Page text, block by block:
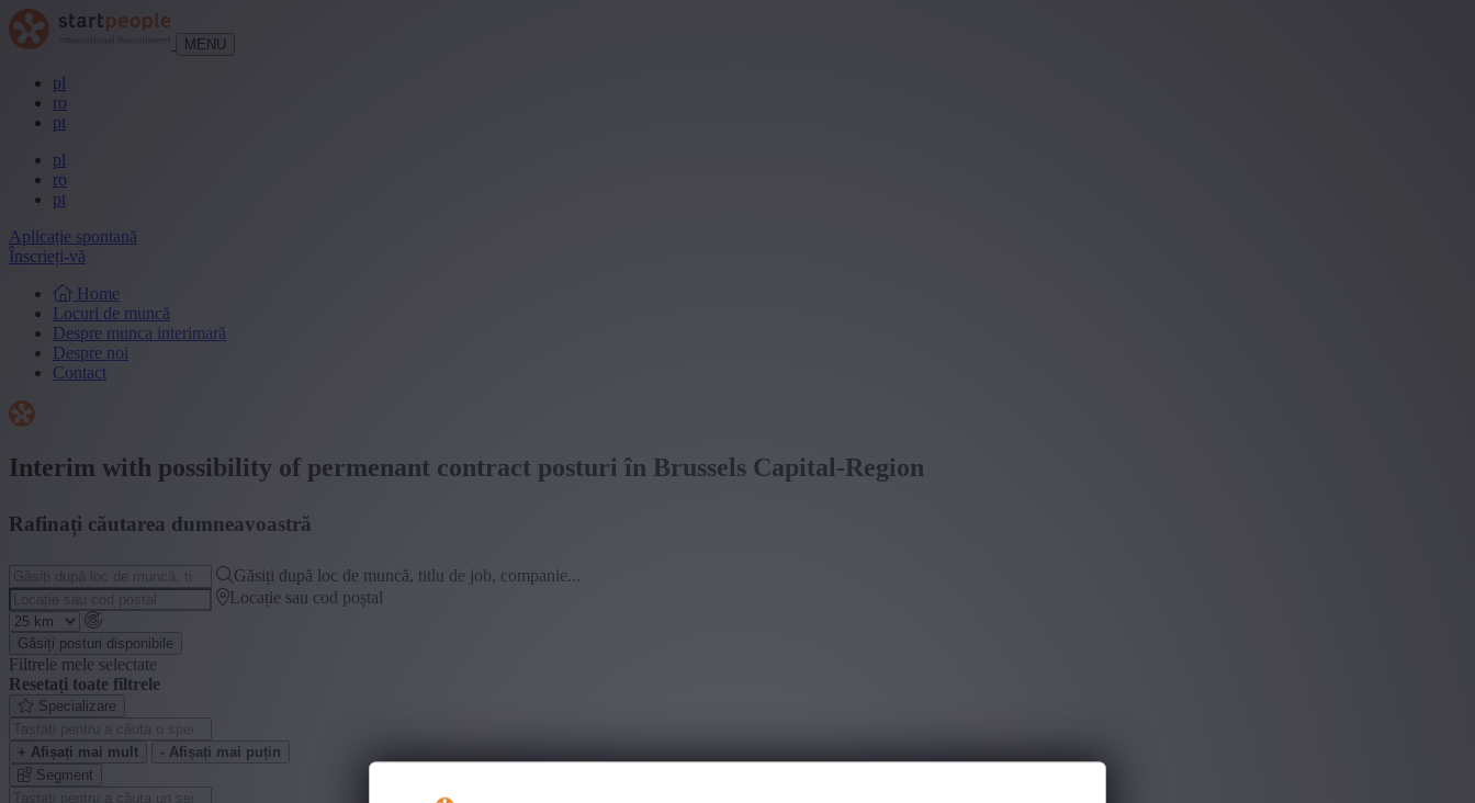
MENU
pl
ro
pt
pl
ro
pt
Aplicație spontană
Înscrieți-vă
Home
Locuri de muncă
Despre munca interimară
Despre noi
Contact
Interim with possibility of permenant contract posturi în Brussels Capital-Region
Rafinați căutarea dumneavoastră
Găsiți după loc de muncă, titlu de job, companie...
Locație sau cod poștal
Găsiți posturi disponibile
Filtrele mele selectate
Resetați toate filtrele
Specializare
+ Afișați mai mult
- Afișați mai puțin
Segment